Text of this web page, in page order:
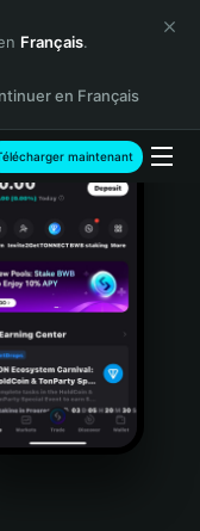
Français.
en Français
maintenant